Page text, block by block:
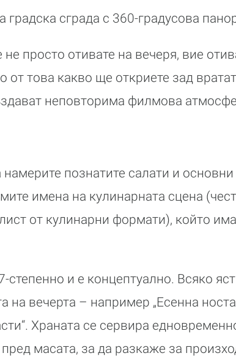
сграда с 360-градусова
просто отивате на вечеря, вие
това какво ще откриете зад
неповторима филмова
познатите салати и основни
имена на кулинарната сцена
от кулинарни формати), който
и е концептуално. Всяко
на вечерта – например „Есенна
Храната се сервира
масата, за да разкаже за